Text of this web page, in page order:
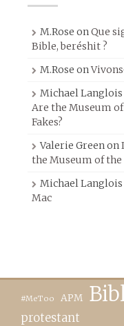
M.Rose onQue
Bible, beréshit ?
M.Rose on
Michael Langlois
Are the Museum of
Fakes?
Valerie Greenon
the Museum of the
Michael Langlois
Mac
#MeToo APM
protestant